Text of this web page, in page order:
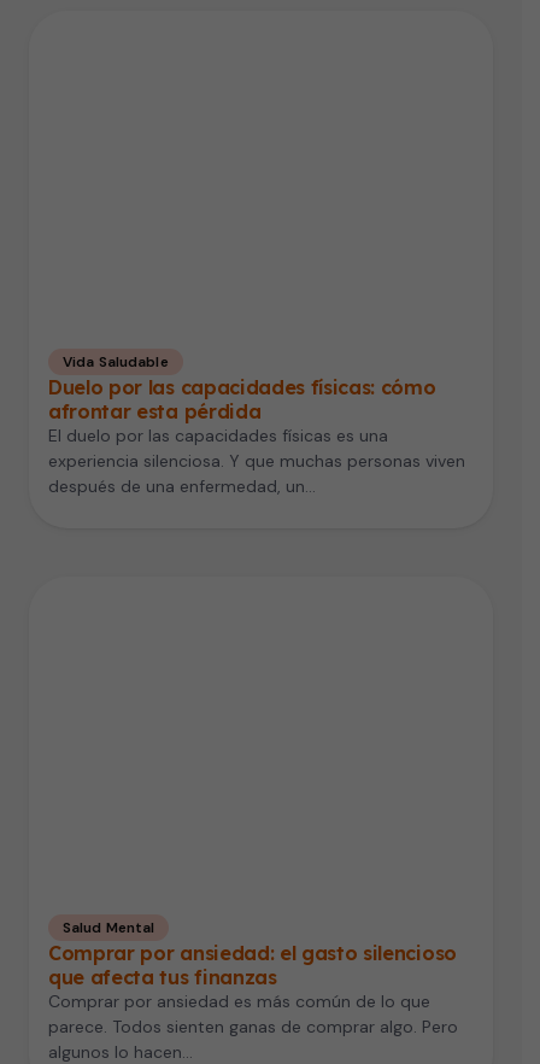
Vida Saludable
Duelo por las capacidades físicas: cómo
afrontar esta pérdida
El duelo por las capacidades físicas es una
experiencia silenciosa. Y que muchas personas viven
después de una enfermedad, un…
Salud Mental
Comprar por ansiedad: el gasto silencioso
que afecta tus finanzas
Comprar por ansiedad es más común de lo que
parece. Todos sienten ganas de comprar algo. Pero
algunos lo hacen…